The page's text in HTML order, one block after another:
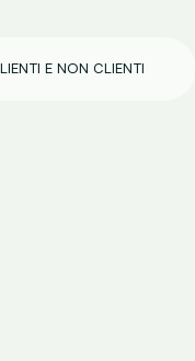
E NON CLIENTI